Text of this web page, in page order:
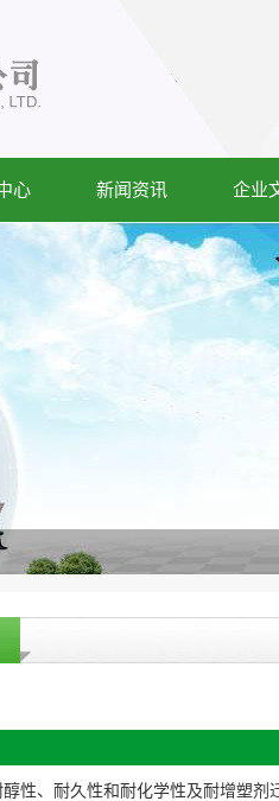
心 新闻资讯 企业
性、耐久性和耐化学性及耐增塑剂